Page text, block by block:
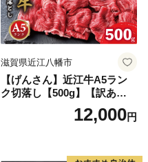
滋賀県近江八幡市
【げんさん】近江牛A5ラン
ク切落し【500g】【訳あり】
12,000円